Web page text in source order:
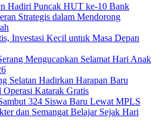
Hadiri Puncak HUT ke-10 Bank
Strategis dalam Mendorong
Investasi Kecil untuk Masa Depan
Mengucapkan Selamat Hari Anak
Selatan Hadirkan Harapan Baru
Katarak Gratis
324 Siswa Baru Lewat MPLS
dan Semangat Belajar Sejak Hari